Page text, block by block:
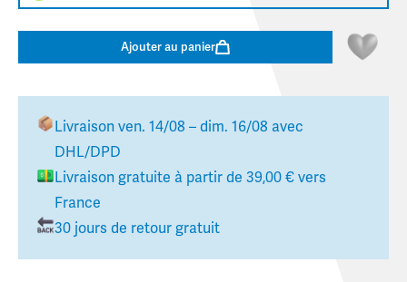
Ajouter au panier
Livraison ven. 14/08 – dim. 16/08 avec
DHL/DPD
Livraison gratuite à partir de 39,00 € vers
France
30 jours de retour gratuit